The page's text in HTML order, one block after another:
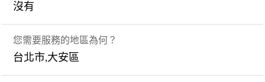
沒有
您需要服務的地區為何？
台北市,大安區